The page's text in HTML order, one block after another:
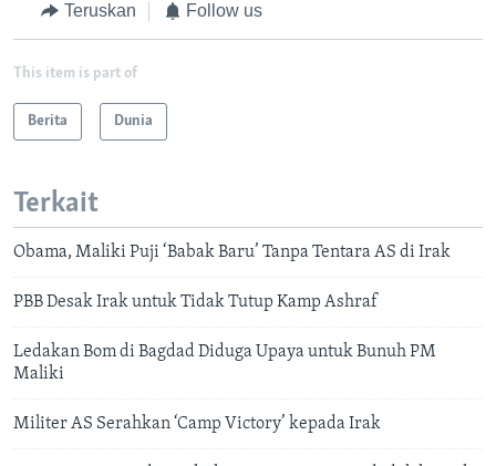
Teruskan Follow us
This item is part of
Berita Dunia
Terkait
Obama, Maliki Puji ‘Babak Baru’ Tanpa Tentara AS di Irak
PBB Desak Irak untuk Tidak Tutup Kamp Ashraf
Ledakan Bom di Bagdad Diduga Upaya untuk Bunuh PM
Maliki
Militer AS Serahkan ‘Camp Victory’ kepada Irak